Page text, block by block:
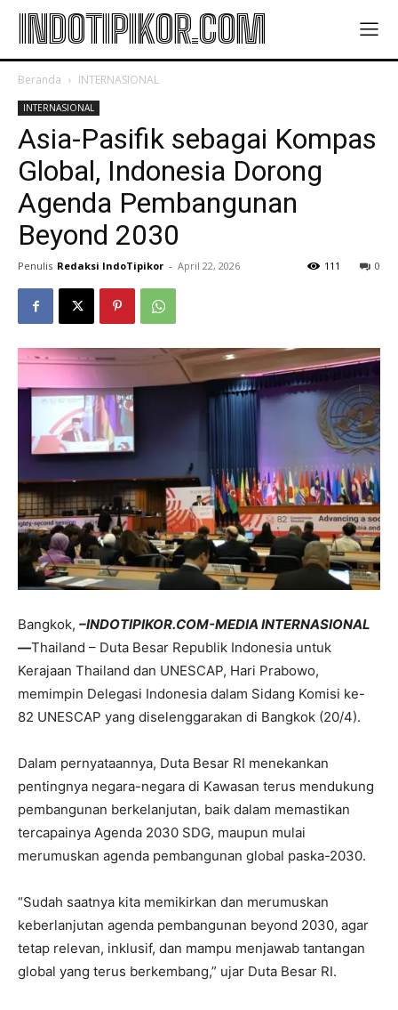
INDOTIPIKOR.COM
Beranda INTERNASIONAL
INTERNASIONAL
Asia-Pasifik sebagai Kompas
Global, Indonesia Dorong
Agenda Pembangunan
Beyond 2030
Penulis Redaksi IndoTipikor - April 22, 2026 0
111
Bangkok, –INDOTIPIKOR.COM-MEDIA INTERNASIONAL
—Thailand – Duta Besar Republik Indonesia untuk
Kerajaan Thailand dan UNESCAP, Hari Prabowo,
memimpin Delegasi Indonesia dalam Sidang Komisi ke-
82 UNESCAP yang diselenggarakan di Bangkok (20/4).
Dalam pernyataannya, Duta Besar RI menekankan
pentingnya negara-negara di Kawasan terus mendukung
pembangunan berkelanjutan, baik dalam memastikan
tercapainya Agenda 2030 SDG, maupun mulai
merumuskan agenda pembangunan global paska-2030.
“Sudah saatnya kita memikirkan dan merumuskan
keberlanjutan agenda pembangunan beyond 2030, agar
tetap relevan, inklusif, dan mampu menjawab tantangan
global yang terus berkembang,” ujar Duta Besar RI.